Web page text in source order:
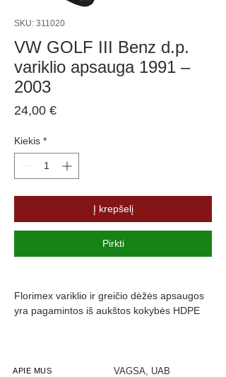
SKU: 311020
VW GOLF III Benz d.p.
variklio apsauga 1991 –
2003
24,00 €Price
Kiekis *
Į krepšelį
Pirkti
Florimex variklio ir greičio dėžės apsaugos
yra pagamintos iš aukštos kokybės HDPE
sąlygomis. HDPE medžiaga pasižymi
APIE MUS VAGSA, UAB